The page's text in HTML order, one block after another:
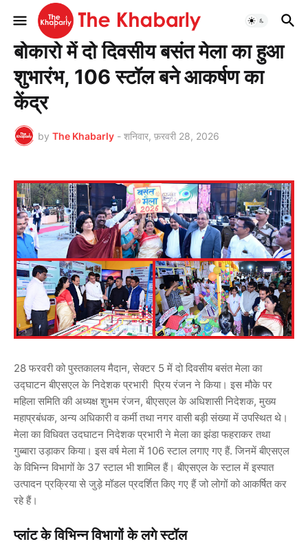
मुख्यपृष्ठ झारखण्ड
बोकारो में दो दिवसीय बसंत मेला का हुआ
शुभारंभ, 106 स्टॉल बने आकर्षण का
केंद्र
by The Khabarly - शनिवार, फ़रवरी 28, 2026
28 फरवरी को पुस्तकालय मैदान, सेक्टर 5 में दो दिवसीय बसंत मेला का
उद्घाटन बीएसएल के निदेशक प्रभारी प्रिय रंजन ने किया। इस मौके पर
महिला समिति की अध्यक्ष शुभम रंजन, बीएसएल के अधिशासी निदेशक, मुख्य
महाप्रबंधक, अन्य अधिकारी व कर्मी तथा नगर वासी बड़ी संख्या में उपस्थित थे।
मेला का विधिवत उदघाटन निदेशक प्रभारी ने मेला का झंडा फहराकर तथा
गुब्बारा उड़ाकर किया। इस वर्ष मेला में 106 स्टाल लगाए गए हैं. जिनमें बीएसएल
के विभिन्न विभागों के 37 स्टाल भी शामिल हैं। बीएसएल के स्टाल में इस्पात
उत्पादन प्रक्रिया से जुड़े मॉडल प्रदर्शित किए गए हैं जो लोगों को आकर्षित कर
रहे हैं।
प्लांट के विभिन्न विभागों के लगे स्टॉल